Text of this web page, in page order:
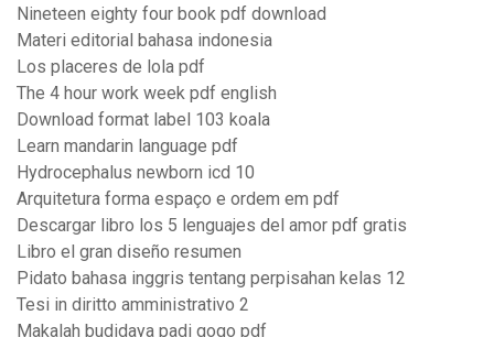
Nineteen eighty four book pdf download
Materi editorial bahasa indonesia
Los placeres de lola pdf
The 4 hour work week pdf english
Download format label 103 koala
Learn mandarin language pdf
Hydrocephalus newborn icd 10
Arquitetura forma espaço e ordem em pdf
Descargar libro los 5 lenguajes del amor pdf gratis
Libro el gran diseño resumen
Pidato bahasa inggris tentang perpisahan kelas 12
Tesi in diritto amministrativo 2
Makalah budidaya padi gogo pdf